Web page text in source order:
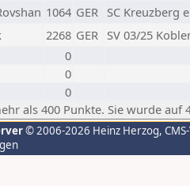
1064 GER SC Kreuzberg
2268 GER SV 03/25
0
0
0
als 400 Punkte. Sie wurde auf
© 2006-2026 Heinz Herzog,